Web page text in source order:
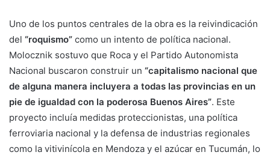
Uno de los puntos centrales de la obra es la reivindicación
del “roquismo” como un intento de política nacional.
Molocznik sostuvo que Roca y el Partido Autonomista
Nacional buscaron construir un “capitalismo nacional que
de alguna manera incluyera a todas las provincias en un
pie de igualdad con la poderosa Buenos Aires”. Este
proyecto incluía medidas proteccionistas, una política
ferroviaria nacional y la defensa de industrias regionales
como la vitivinícola en Mendoza y el azúcar en Tucumán, lo